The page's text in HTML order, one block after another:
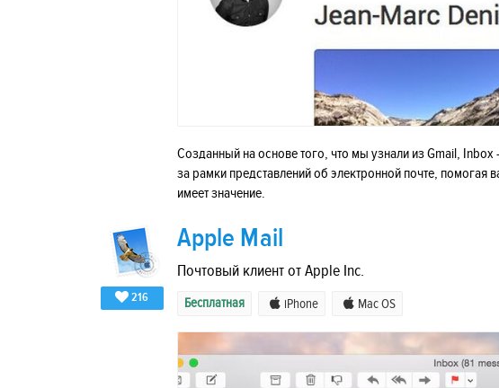
Созданный на основе того, что мы узнали из Gmail,
за рамки представлений об электронной почте, помогая
имеет значение.
216
Apple Mail
Почтовый клиент от Apple Inc.
Бесплатная iPhone Mac OS